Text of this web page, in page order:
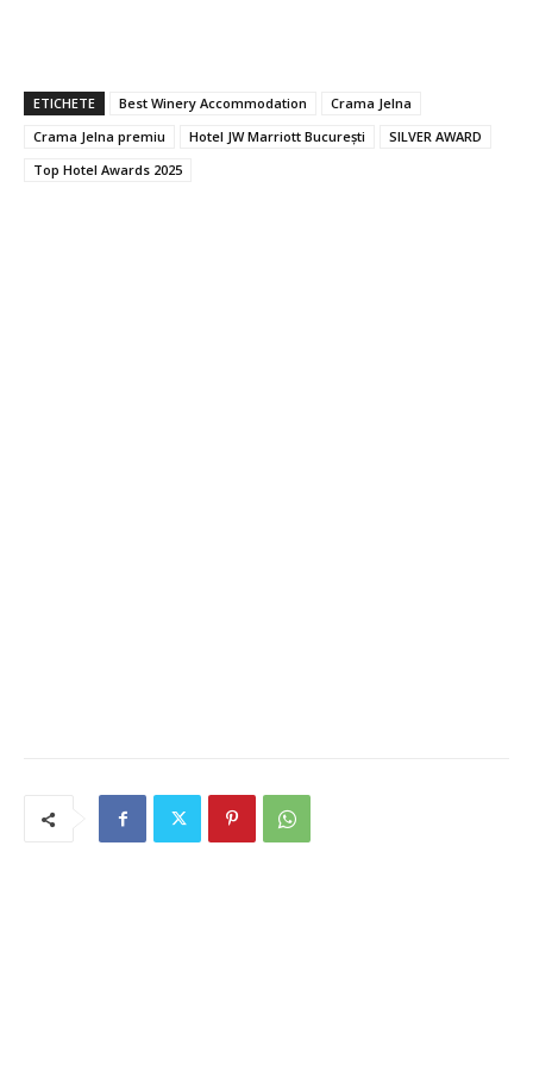
ETICHETE Best Winery Accommodation
Crama Jelna
Crama Jelna premiu
Hotel JW Marriott București
SILVER AWARD
Top Hotel Awards 2025